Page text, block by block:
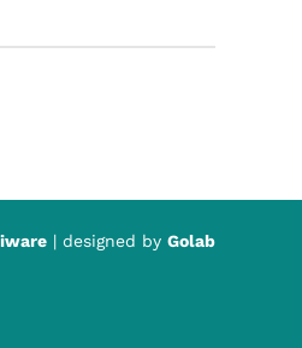
| designed by Golab